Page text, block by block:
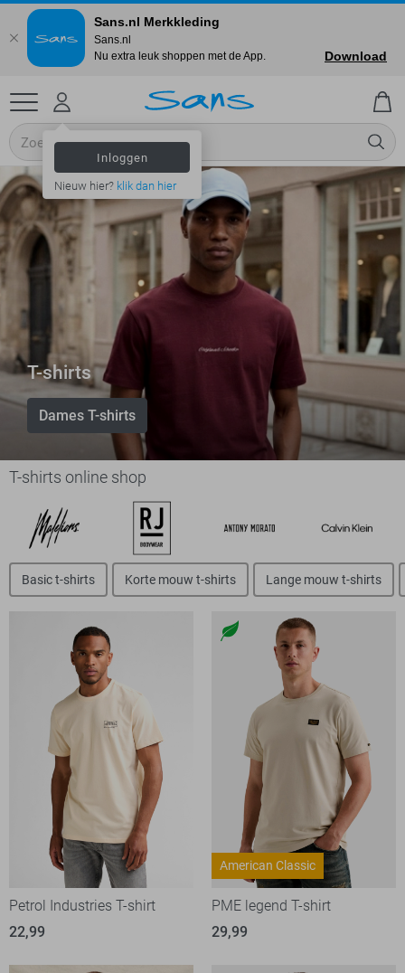
Inloggen
Nieuw hier? klik dan hier
T-shirts
Dames T-shirts
T-shirts online shop
Basic t-shirts Korte mouw t-shirts Lange mouw t-shirts
Petrol Industries T-shirt
22,99
American Classic
PME legend T-shirt
29,99
Sans.nl Merkkleding
Sans.nl
Nu extra leuk shoppen met de App.
Download